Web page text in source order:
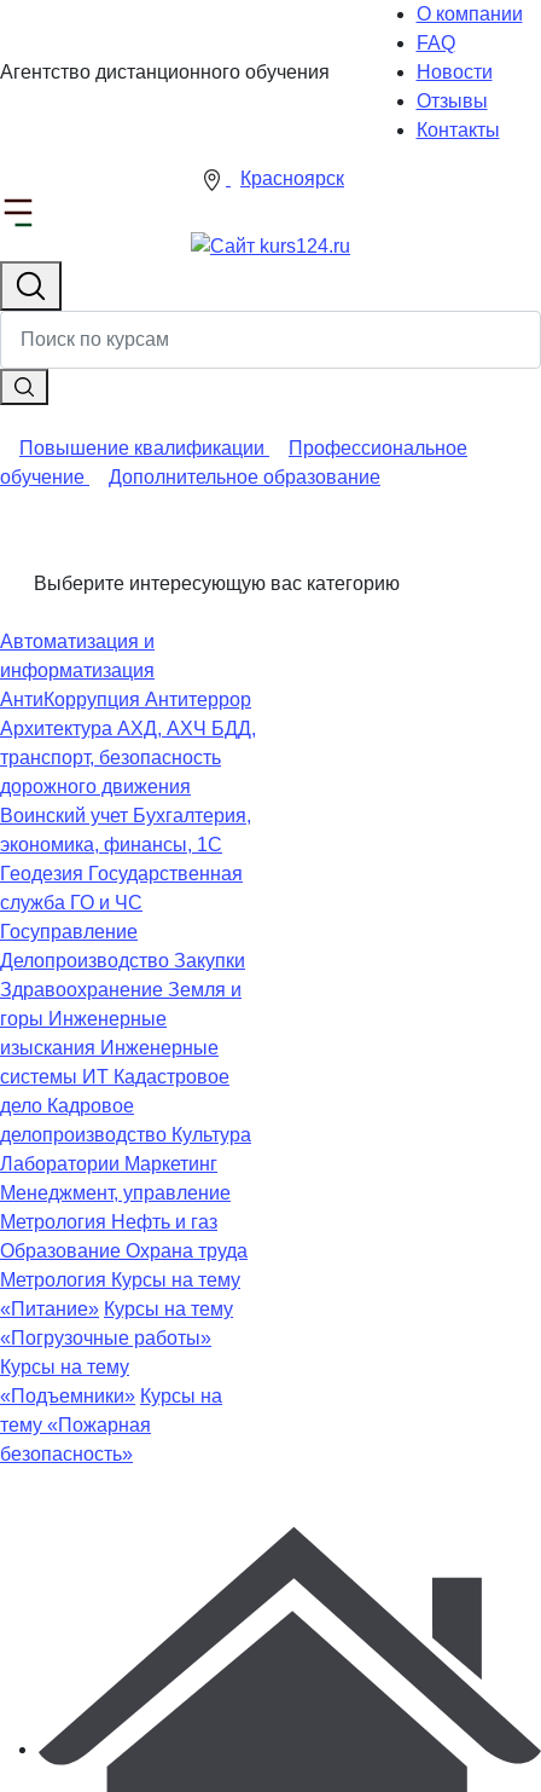
Агентство дистанционного обучения
О компании
FAQ
Новости
Отзывы
Контакты
Красноярск
Повышение квалификации
Профессиональное
обучение
Дополнительное образование
Выберите интересующую вас категорию
Автоматизация и
информатизация
АнтиКоррупция Антитеррор
Архитектура АХД, АХЧ БДД,
транспорт, безопасность
дорожного движения
Воинский учет Бухгалтерия,
экономика, финансы, 1С
Геодезия Государственная
служба ГО и ЧС
Госуправление
Делопроизводство Закупки
Здравоохранение Земля и
горы Инженерные
изыскания Инженерные
системы ИТ Кадастровое
дело Кадровое
делопроизводство Культура
Лаборатории Маркетинг
Менеджмент, управление
Метрология Нефть и газ
Образование Охрана труда
Метрология Курсы на тему
«Питание» Курсы на тему
«Погрузочные работы»
Курсы на тему
«Подъемники» Курсы на
тему «Пожарная
безопасность»